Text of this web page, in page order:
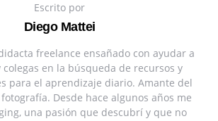
Escrito por
Diego Mattei
freelance ensañado con ayudar a
en la búsqueda de recursos y
para el aprendizaje diario. Amante del
Desde hace algunos años me
una pasión que descubrí y que no